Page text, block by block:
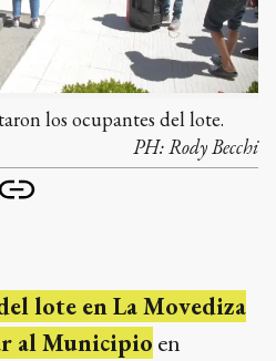
los ocupantes del lote.
PH:Rody Becchi
lote en La Movediza
al Municipio en